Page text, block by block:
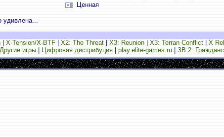
Ценная
yдивлена...
| X-Tension/X-BTF| X2: The Threat| X3: Reunion| X3: Terran Conflict| X
Другие игры| Цифровая дистрибуция| play.elite-games.ru| ЗВ 2: